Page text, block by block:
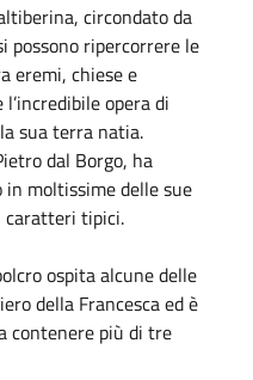
circondato da
possono ripercorrere le
eremi, chiese e
opera di
sua terra natia.
dal Borgo, ha
moltissime delle sue
caratteri tipici.
ospita alcune delle
della Francesca ed è
contenere più di tre